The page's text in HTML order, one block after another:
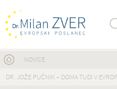
Nahajate se tukaj
NOVICE
DR. JOŽE PUČNIK – DOMA TUDI V